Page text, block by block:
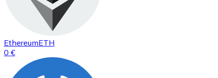
EthereumETH
0 €